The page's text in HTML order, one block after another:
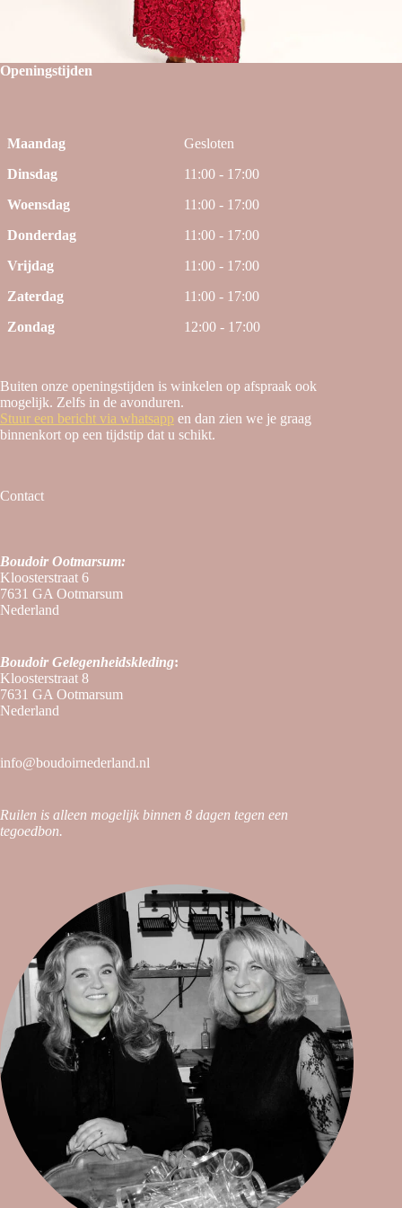
Openingstijden
Maandag
Gesloten
Dinsdag
11:00 - 17:00
Woensdag
11:00 - 17:00
Donderdag
11:00 - 17:00
Vrijdag
11:00 - 17:00
Zaterdag
11:00 - 17:00
Zondag
12:00 - 17:00
Buiten onze openingstijden is winkelen op afspraak ook
mogelijk. Zelfs in de avonduren.
Stuur een bericht via whatsapp en dan zien we je graag
binnenkort op een tijdstip dat u schikt.
Contact
Boudoir Ootmarsum:
Kloosterstraat 6
7631 GA Ootmarsum
Nederland
Boudoir Gelegenheidskleding:
Kloosterstraat 8
7631 GA Ootmarsum
Nederland
info@boudoirnederland.nl
Ruilen is alleen mogelijk binnen 8 dagen tegen een
tegoedbon.